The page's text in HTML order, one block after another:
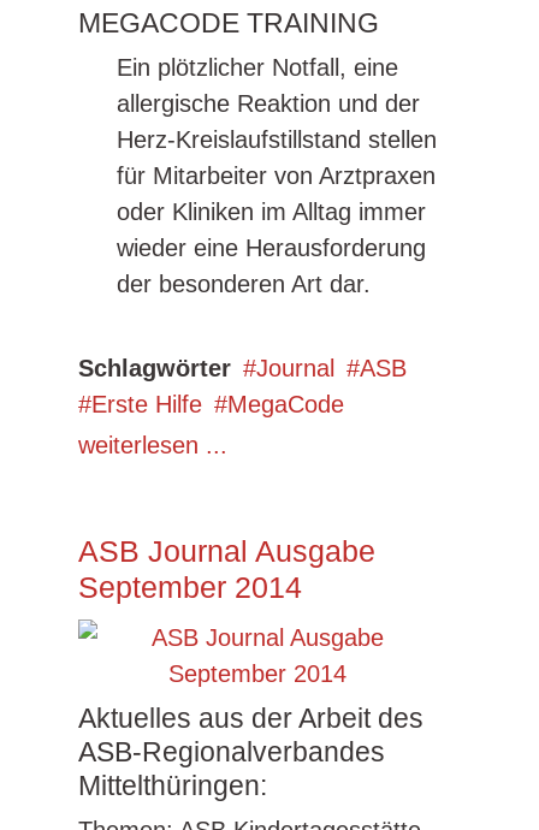
MEGACODE TRAINING
Ein plötzlicher Notfall, eine
allergische Reaktion und der
Herz-Kreislaufstillstand stellen
für Mitarbeiter von Arztpraxen
oder Kliniken im Alltag immer
wieder eine Herausforderung
der besonderen Art dar.
Schlagwörter Journal
ASB
Erste Hilfe
MegaCode
weiterlesen ...
ASB Journal Ausgabe
September 2014
Aktuelles aus der Arbeit des
ASB-Regionalverbandes
Mittelthüringen: